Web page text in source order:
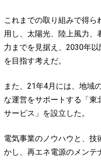
これまでの取り組みで得
用し、太陽光、陸上風力
力までを見据え、2030年
を目指す考えだ。
また、21年4月には、地域
な運営をサポートする「東
サービス」を設立した。
電気事業のノウハウと、技
かし、再エネ電源のメンテ